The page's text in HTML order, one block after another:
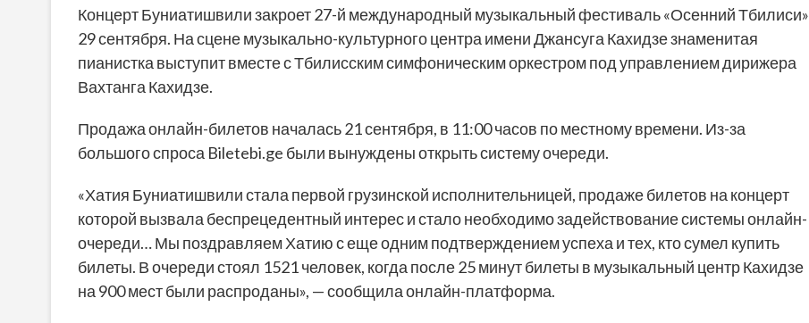
Концерт Буниатишвили закроет 27-й международный музыкальный фестиваль «Осенний Тбилиси»
29 сентября. На сцене музыкально-культурного центра имени Джансуга Кахидзе знаменитая
пианистка выступит вместе с Тбилисским симфоническим оркестром под управлением дирижера
Вахтанга Кахидзе.
Продажа онлайн-билетов началась 21 сентября, в 11:00 часов по местному времени. Из-за
большого спроса Biletebi.ge были вынуждены открыть систему очереди.
«Хатия Буниатишвили стала первой грузинской исполнительницей, продаже билетов на концерт
которой вызвала беспрецедентный интерес и стало необходимо задействование системы онлайн-
очереди… Мы поздравляем Хатию с еще одним подтверждением успеха и тех, кто сумел купить
билеты. В очереди стоял 1521 человек, когда после 25 минут билеты в музыкальный центр Кахидзе
на 900 мест были распроданы», — сообщила онлайн-платформа.